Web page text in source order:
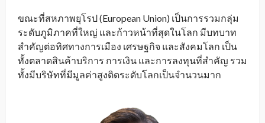
ขณะที่สหภาพยุโรป (European Union) เป็นการรวมกลุ่ม
ระดับภูมิภาคที่ใหญ่ และก้าวหน้าที่สุดในโลก มีบทบาท
สำคัญต่อทิศทางการเมือง เศรษฐกิจ และสังคมโลก เป็น
ทั้งตลาดสินค้าบริการ การเงิน และการลงทุนที่สำคัญ รวม
ทั้งมีบริษัทที่มีมูลค่าสูงติดระดับโลกเป็นจำนวนมาก